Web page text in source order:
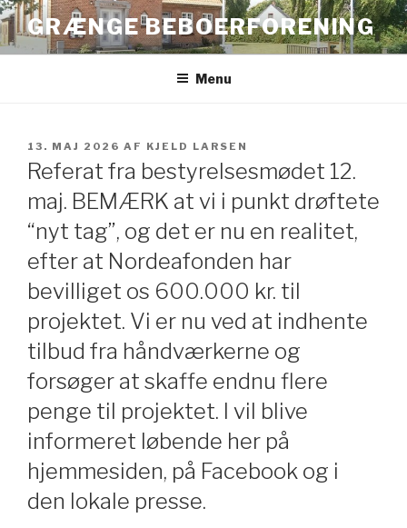
Videre
til
indhold
GRÆNGE BEBOERFORENING
Menu
UDGIVET
DEN
13. MAJ 2026 AF KJELD LARSEN
Referat fra bestyrelsesmødet 12.
maj. BEMÆRK at vi i punkt drøftete
“nyt tag”, og det er nu en realitet,
efter at Nordeafonden har
bevilliget os 600.000 kr. til
projektet. Vi er nu ved at indhente
tilbud fra håndværkerne og
forsøger at skaffe endnu flere
penge til projektet. I vil blive
informeret løbende her på
hjemmesiden, på Facebook og i
den lokale presse.